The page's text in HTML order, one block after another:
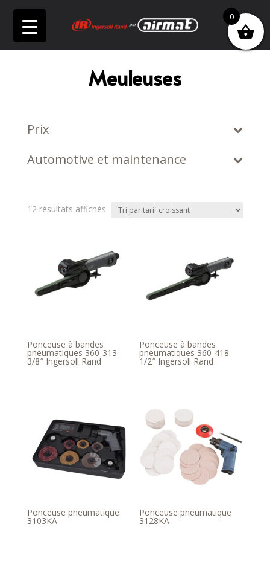
Meuleuses
Prix
Automotive et maintenance
12 résultats affichésTrié
croissant
Ponceuse à bandes
pneumatiques 360-313
3/8″ Ingersoll Rand
Ponceuse à bandes
pneumatiques 360-418
1/2″ Ingersoll Rand
Ponceuse pneumatique
3103KA
Ponceuse pneumatique
3128KA
0